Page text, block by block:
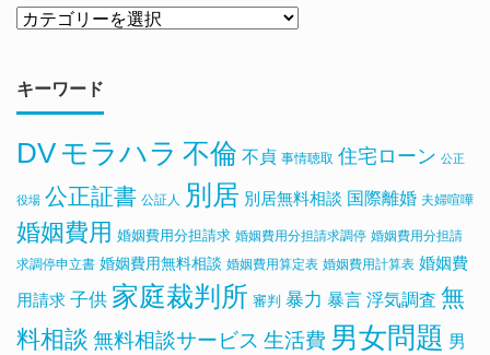
キーワード
DV モラハラ 不倫 不貞 事情聴取 住宅ローン 公正
役場 公正証書 公証人 別居 別居無料相談 国際離婚 夫婦喧嘩
婚姻費用 婚姻費用分担請求 婚姻費用分担請求調停 婚姻費用分担請
求調停申立書 婚姻費用無料相談 婚姻費用算定表 婚姻費用計算表 婚姻費
用請求 子供 家庭裁判所 審判 暴力 暴言 浮気調査 無
料相談 無料相談サービス 生活費 男女問題 男